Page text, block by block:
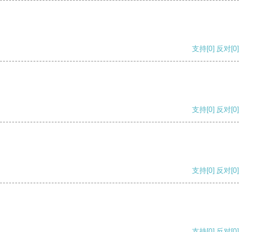
支持[0] 反对[0]
支持[0] 反对[0]
支持[0] 反对[0]